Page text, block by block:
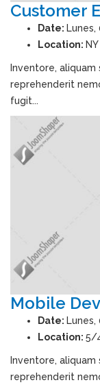
Customer
Date: Lunes,
Location:
Inventore,
reprehenderit
fugit...
Mobile
Date:
Location: 5/
Inventore,
reprehenderit